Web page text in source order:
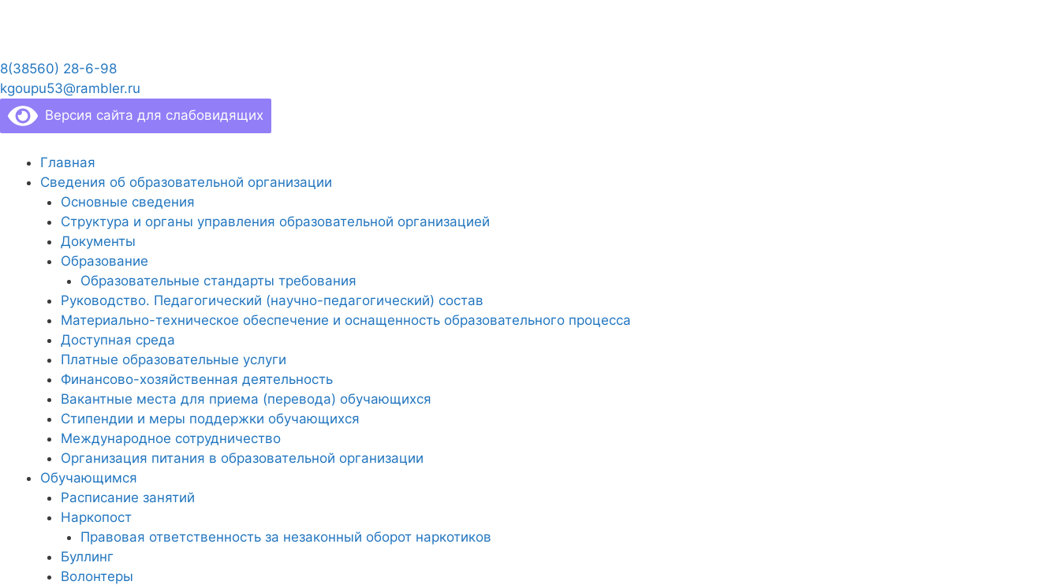
8(38560) 28-6-98
kgoupu53@rambler.ru
Версия сайта для слабовидящих
Главная
Сведения об образовательной организации
Основные сведения
Структура и органы управления образовательной организацией
Документы
Образование
Образовательные стандарты требования
Руководство. Педагогический (научно-педагогический) состав
Материально-техническое обеспечение и оснащенность образовательного процесса
Доступная среда
Платные образовательные услуги
Финансово-хозяйственная деятельность
Вакантные места для приема (перевода) обучающихся
Стипендии и меры поддержки обучающихся
Международное сотрудничество
Организация питания в образовательной организации
Обучающимся
Расписание занятий
Наркопост
Правовая ответственность за незаконный оборот наркотиков
Буллинг
Волонтеры